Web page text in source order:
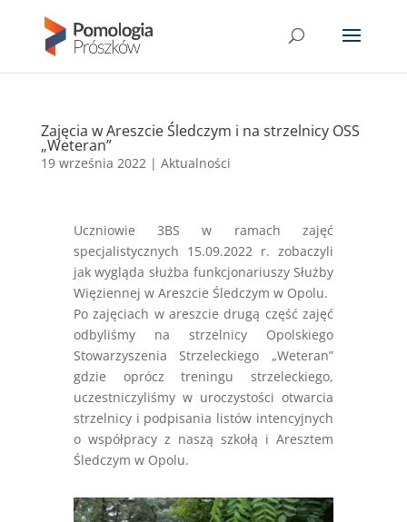
Zajęcia w Areszcie Śledczym i na strzelnicy OSS
„Weteran”
19 września 2022| Aktualności
Uczniowie 3BS w ramach zajęć
specjalistycznych 15.09.2022 r. zobaczyli
jak wygląda służba funkcjonariuszy Służby
Więziennej w Areszcie Śledczym w Opolu.
Po zajęciach w areszcie drugą część zajęć
odbyliśmy na strzelnicy Opolskiego
Stowarzyszenia Strzeleckiego „Weteran”
gdzie oprócz treningu strzeleckiego,
uczestniczyliśmy w uroczystości otwarcia
strzelnicy i podpisania listów intencyjnych
o współpracy z naszą szkołą i Aresztem
Śledczym w Opolu.